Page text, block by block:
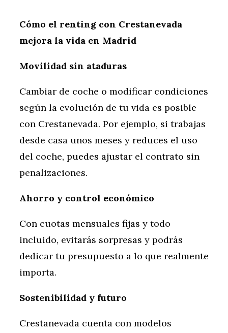
Cómo el renting con Crestanevada
mejora la vida en Madrid
Movilidad sin ataduras
Cambiar de coche o modificar condiciones
según la evolución de tu vida es posible
con Crestanevada. Por ejemplo, si trabajas
desde casa unos meses y reduces el uso
del coche, puedes ajustar el contrato sin
penalizaciones.
Ahorro y control económico
Con cuotas mensuales fijas y todo
incluido, evitarás sorpresas y podrás
dedicar tu presupuesto a lo que realmente
importa.
Sostenibilidad y futuro
Crestanevada cuenta con modelos